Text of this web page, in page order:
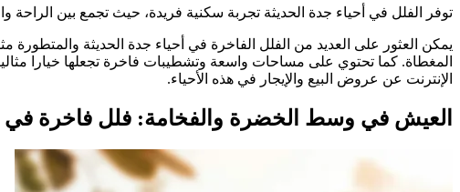
توفر الفلل في أحياء جدة الحديثة تجربة سكنية فريدة، حيث تجمع بين الراحة
يمكن العثور على العديد من الفلل الفاخرة في أحياء جدة الحديثة والمتطورة
المغطاة. كما تحتوي على مساحات واسعة وتشطيبات فاخرة تجعلها خيارا
الإنترنت عن عروض البيع والإيجار في هذه الأحياء.
العيش في وسط الخضرة والفخامة: فلل فاخرة في